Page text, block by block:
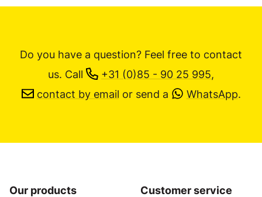
Do you have a question? Feel free to contact
us. Call +31 (0)85 - 90 25 995,
contact by email or send a WhatsApp.
Our products Customer service